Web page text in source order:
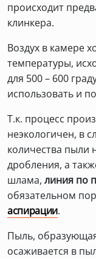
происходит
клинкера.
Воздух в камере
температуры,
для 500 – 600
использовать и
Т.к. процесс
неэкологичен, в
количества пыли
дробления, а
шлама, линия по
обязательном
аспирации.
Пыль,
осаживается в